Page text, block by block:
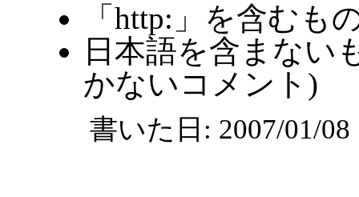
「http:」を含むも
日本語を含まない
かないコメント)
書いた日: 2007/01/